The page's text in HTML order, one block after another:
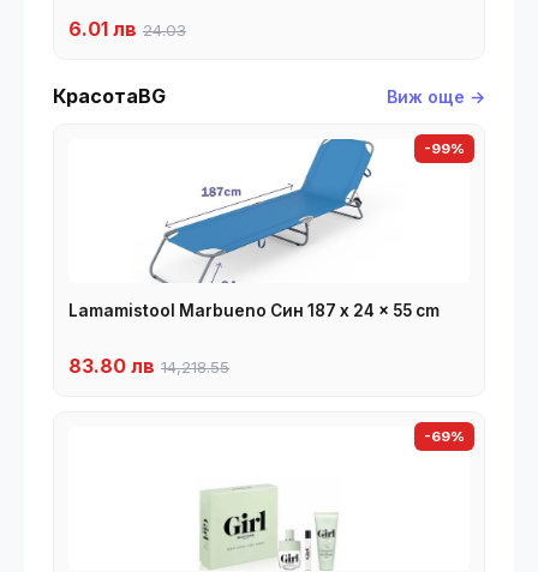
6.01 лв 24.03
КрасотаBG Виж още →
-99%
Lamamistool Marbueno Син 187 x 24 x 55 cm
83.80 лв 14,218.55
-69%